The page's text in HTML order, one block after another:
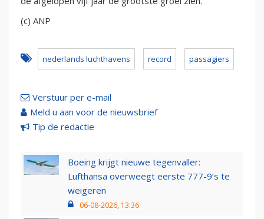
(c) ANP
nederlands luchthavens record passagiers
Verstuur per e-mail
Meld u aan voor de nieuwsbrief
Tip de redactie
Boeing krijgt nieuwe tegenvaller:
Lufthansa overweegt eerste 777-9’s te
weigeren
06-08-2026, 13:36